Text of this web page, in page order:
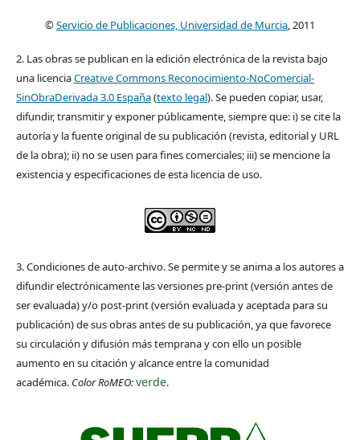
©Servicio de Publicaciones, Universidad de Murcia, 2011
2. Las obras se publican en la edición electrónica de la revista bajo
una licenciaCreative Commons Reconocimiento-NoComercial-
SinObraDerivada 3.0 España(texto legal). Se pueden copiar, usar,
difundir, transmitir y exponer públicamente, siempre que: i) se cite la
autoría y la fuente original de su publicación (revista, editorial y URL
de la obra); ii) no se usen para fines comerciales; iii) se mencione la
existencia y especificaciones de esta licencia de uso.
3. Condiciones de auto-archivo. Se permite y se anima a los autores a
difundir electrónicamente las versiones pre-print (versión antes de
ser evaluada) y/o post-print (versión evaluada y aceptada para su
publicación) de sus obras antes de su publicación, ya que favorece
su circulación y difusión más temprana y con ello un posible
aumento en su citación y alcance entre la comunidad
académica. Color RoMEO:verde.